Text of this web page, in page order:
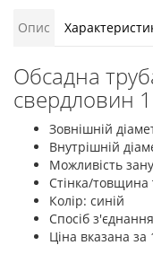
Опис
Обсадна
свердловин
Зовнішній
Внутрішній
Можливість
Стінка/товщина
Колір: синій
Спосіб
Ціна вказана